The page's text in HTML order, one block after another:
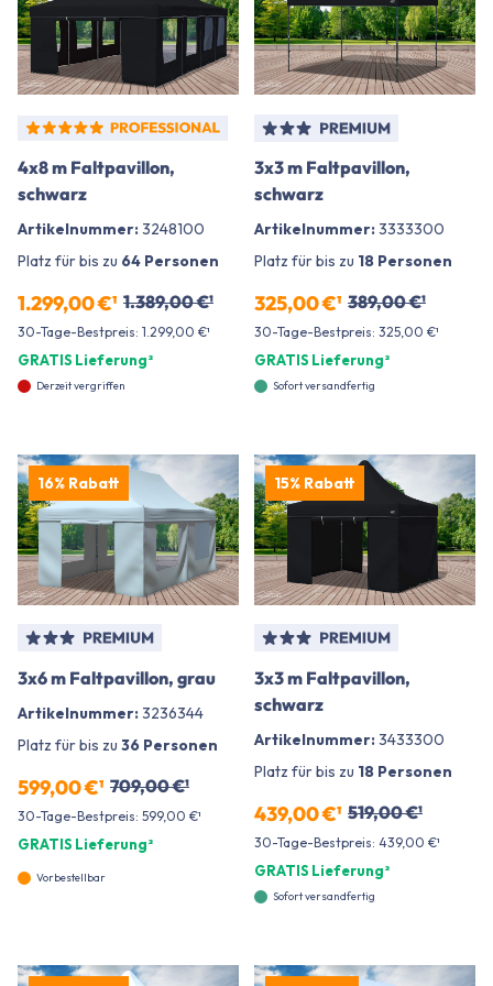
4x8 m Faltpavillon,
schwarz
Artikelnummer:3248100
Platz für bis zu 64 Personen
1.299,00 €¹ 1.389,00 €¹
30-Tage-Bestpreis: 1.299,00 €¹
GRATIS Lieferung²
Derzeit vergriffen
3x3 m Faltpavillon,
schwarz
Artikelnummer:3333300
Platz für bis zu 18 Personen
325,00 €¹ 389,00 €¹
30-Tage-Bestpreis: 325,00 €¹
GRATIS Lieferung²
Sofort versandfertig
16% Rabatt
3x6 m Faltpavillon, grau
Artikelnummer:3236344
Platz für bis zu 36 Personen
599,00 €¹ 709,00 €¹
30-Tage-Bestpreis: 599,00 €¹
GRATIS Lieferung²
Vorbestellbar
15% Rabatt
3x3 m Faltpavillon,
schwarz
Artikelnummer:3433300
Platz für bis zu 18 Personen
439,00 €¹ 519,00 €¹
30-Tage-Bestpreis: 439,00 €¹
GRATIS Lieferung²
Sofort versandfertig